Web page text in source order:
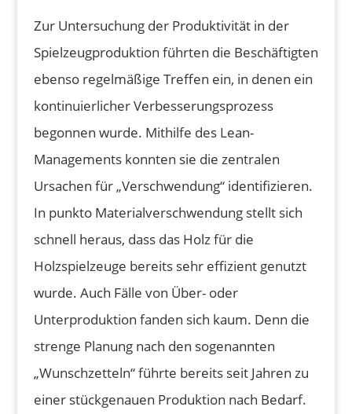
Zur Untersuchung der Produktivität in der
Spielzeugproduktion führten die Beschäftigten
ebenso regelmäßige Treffen ein, in denen ein
kontinuierlicher Verbesserungsprozess
begonnen wurde. Mithilfe des Lean-
Managements konnten sie die zentralen
Ursachen für „Verschwendung“ identifizieren.
In punkto Materialverschwendung stellt sich
schnell heraus, dass das Holz für die
Holzspielzeuge bereits sehr effizient genutzt
wurde. Auch Fälle von Über- oder
Unterproduktion fanden sich kaum. Denn die
strenge Planung nach den sogenannten
„Wunschzetteln“ führte bereits seit Jahren zu
einer stückgenauen Produktion nach Bedarf.